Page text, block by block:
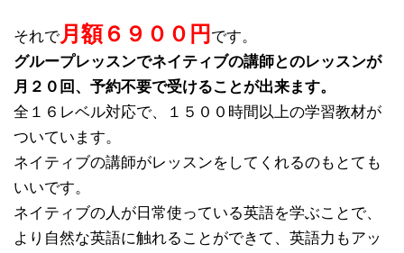
それで月額６９００円 です。
グループレッスンでネイティブの講師とのレッスンが
月２０回、予約不要で受けることが出来ます。
全１６レベル対応で、１５００時間以上の学習教材が
ついています。
ネイティブの講師がレッスンをしてくれるのもとても
いいです。
ネイティブの人が日常使っている英語を学ぶことで、
より自然な英語に触れることができて、英語力もアッ